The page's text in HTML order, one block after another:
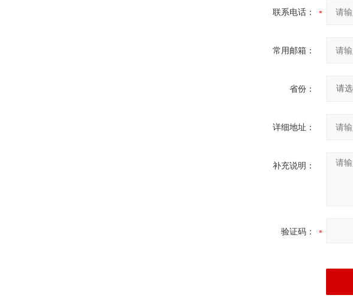
联系电话：
常用邮箱：
省份：
详细地址：
补充说明：
验证码：